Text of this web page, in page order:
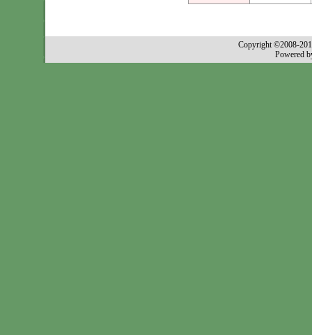
Copyright ©2008-
Powered